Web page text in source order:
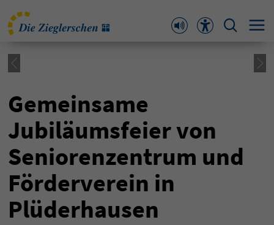
Gemeinsame
Jubiläumsfeier von
Seniorenzentrum und
Förderverein in
Plüderhausen